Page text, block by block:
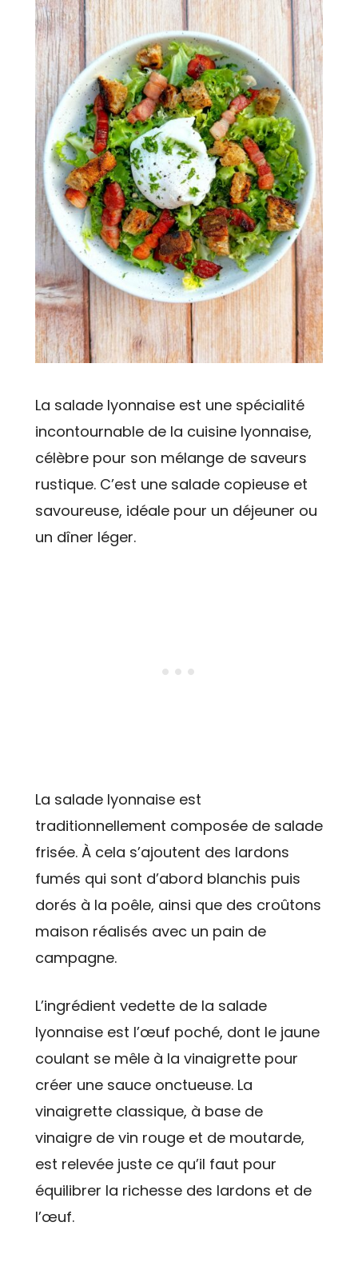
La salade lyonnaise est une spécialité
incontournable de la cuisine lyonnaise,
célèbre pour son mélange de saveurs
rustique. C’est une salade copieuse et
savoureuse, idéale pour un déjeuner ou
un dîner léger.
La salade lyonnaise est
traditionnellement composée de salade
frisée. À cela s’ajoutent des lardons
fumés qui sont d’abord blanchis puis
dorés à la poêle, ainsi que des croûtons
maison réalisés avec un pain de
campagne.
L’ingrédient vedette de la salade
lyonnaise est l’œuf poché, dont le jaune
coulant se mêle à la vinaigrette pour
créer une sauce onctueuse. La
vinaigrette classique, à base de
vinaigre de vin rouge et de moutarde,
est relevée juste ce qu’il faut pour
équilibrer la richesse des lardons et de
l’œuf.